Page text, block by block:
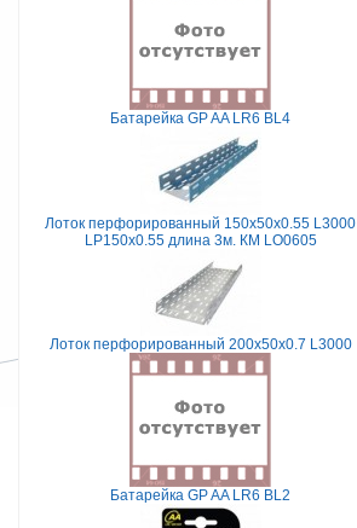
Батарейка GP AA LR6 BL4
Лоток перфорированный 150х50х0.55 L3000
LP150х0.55 длина 3м. КМ LO0605
Лоток перфорированный 200х50х0.7 L3000
Батарейка GP AA LR6 BL2